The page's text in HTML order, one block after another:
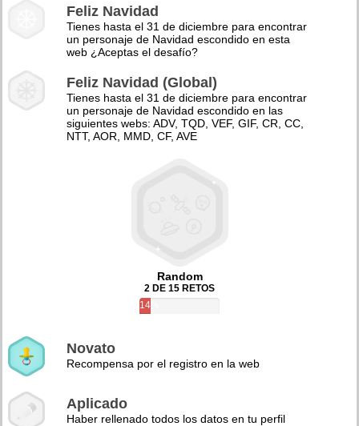
Feliz Navidad
Tienes hasta el 31 de diciembre para encontrar
un personaje de Navidad escondido en esta
web ¿Aceptas el desafío?
Feliz Navidad (Global)
Tienes hasta el 31 de diciembre para encontrar
un personaje de Navidad escondido en las
siguientes webs: ADV, TQD, VEF, GIF, CR, CC,
NTT, AOR, MMD, CF, AVE
Random
2 DE 15 RETOS
14%
Novato
Recompensa por el registro en la web
Aplicado
Haber rellenado todos los datos en tu perfil